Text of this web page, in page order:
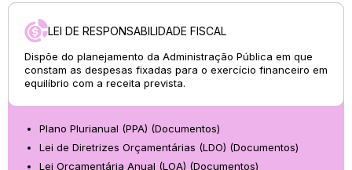
LEI DE RESPONSABILIDADE FISCAL
Dispõe do planejamento da Administração Pública em que
constam as despesas fixadas para o exercício financeiro em
equilíbrio com a receita prevista.
Plano Plurianual (PPA) (Documentos)
Lei de Diretrizes Orçamentárias (LDO) (Documentos)
Lei Orçamentária Anual (LOA) (Documentos)